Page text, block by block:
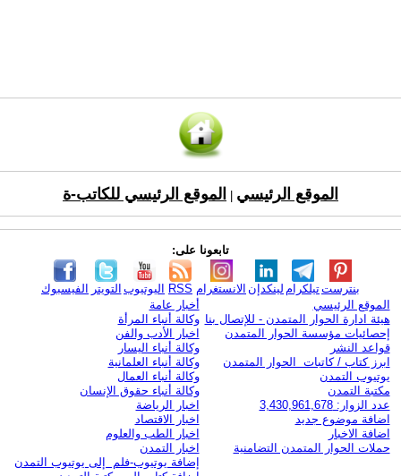
الموقع الرئيسي الموقع الرئيسي للكاتب-ة
تابعونا على:
الفيسبوك التويتر اليوتيوب RSS الانستغرام لينكدإن تيلكرامبنترست
الموقع الرئيسي
هيئة ادارة الحوار المتمدن - للإتصال بنا
إحصائيات مؤسسة الحوار المتمدن
قواعد النشر
ابرز كتاب / كاتبات الحوار المتمدن
يوتيوب التمدن
مكتبة التمدن
عدد الزوار: 3,430,961,678
اضافة موضوع جديد
اضافة الاخبار
حملات الحوار المتمدن التضامنية
أخبار عامة
وكالة أنباء المرأة
اخبار الأدب والفن
وكالة أنباء اليسار
وكالة أنباء العلمانية
وكالة أنباء العمال
وكالة أنباء حقوق الإنسان
اخبار الرياضة
اخبار الاقتصاد
اخبار الطب والعلوم
اخبار التمدن
إضافة يوتيوب-فلم إلى يوتيوب التمدن